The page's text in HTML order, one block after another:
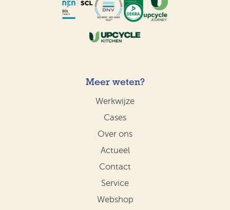
Meer weten?
Werkwijze
Cases
Over ons
Actueel
Contact
Service
Webshop